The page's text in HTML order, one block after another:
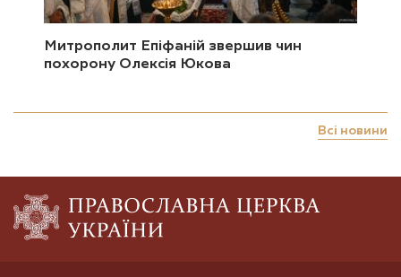
Митрополит Епіфаній звершив чин
похорону Олексія Юкова
Всі новини